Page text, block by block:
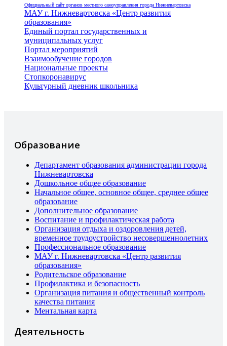
Официальный сайт органов местного самоуправления города Нижневартовска
МАУ г. Нижневартовска «Центр развития
образования»
Единый портал государственных и
муниципальных услуг
Портал мероприятий
Взаимообучение городов
Национальные проекты
Стопкоронавирус
Культурный дневник школьника
Образование
Департамент образования администрации города
Нижневартовска
Дошкольное общее образование
Начальное общее, основное общее, среднее общее
образование
Дополнительное образование
Воспитание и профилактическая работа
Организация отдыха и оздоровления детей,
временное трудоустройство несовершеннолетних
Профессиональное образование
МАУ г. Нижневартовска «Центр развития
образования»
Родительское образование
Профилактика и безопасность
Организация питания и общественный контроль
качества питания
Ментальная карта
Деятельность